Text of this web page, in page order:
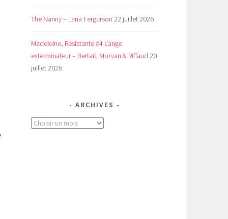
The Nanny – Lana Fergurson 22 juillet 2026
Madeleine, Résistante #4 L’ange
exterminateur – Bertail, Morvan & Riffaud 20
juillet 2026
ARCHIVES
Archives